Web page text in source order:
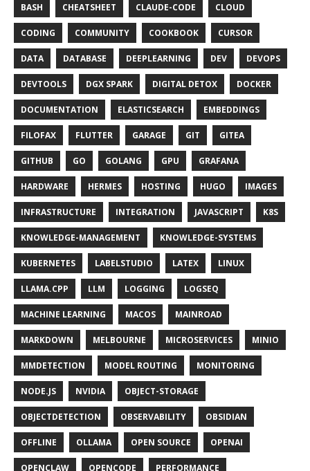
BASH CHEATSHEET CLAUDE-CODE CLOUD
CODING COMMUNITY COOKBOOK CURSOR
DATA DATABASE DEEPLEARNING DEV DEVOPS
DEVTOOLS DGX SPARK DIGITAL DETOX DOCKER
DOCUMENTATION ELASTICSEARCH EMBEDDINGS
FILOFAX FLUTTER GARAGE GIT GITEA
GITHUB GO GOLANG GPU GRAFANA
HARDWARE HERMES HOSTING HUGO IMAGES
INFRASTRUCTURE INTEGRATION JAVASCRIPT K8S
KNOWLEDGE-MANAGEMENT KNOWLEDGE-SYSTEMS
KUBERNETES LABELSTUDIO LATEX LINUX
LLAMA.CPP LLM LOGGING LOGSEQ
MACHINE LEARNING MACOS MAINROAD
MARKDOWN MELBOURNE MICROSERVICES MINIO
MMDETECTION MODEL ROUTING MONITORING
NODE.JS NVIDIA OBJECT-STORAGE
OBJECTDETECTION OBSERVABILITY OBSIDIAN
OFFLINE OLLAMA OPEN SOURCE OPENAI
OPENCLAW OPENCODE PERFORMANCE